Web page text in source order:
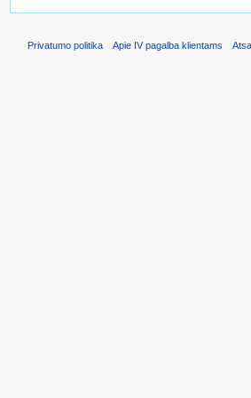
Privatumo politika Apie IV pagalba klientams